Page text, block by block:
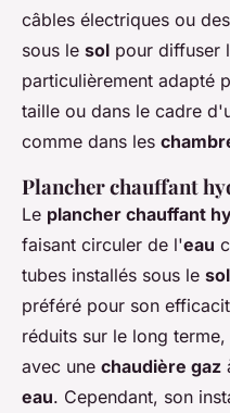
câbles électriques ou
sous le sol pour diffuser
particulièrement adapté
taille ou dans le cadre
comme dans les
Plancher chauffant
Le plancher chauffant
faisant circuler de l'eau
tubes installés sous le sol
préféré pour son
réduits sur le long
avec une chaudière gaz
eau. Cependant, son